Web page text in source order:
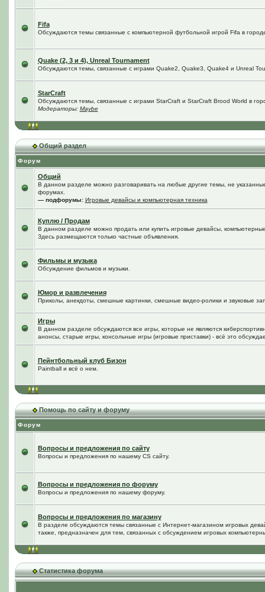
Fifa
Обсуждаются темы связанные с компьютерной футбольной игрой Fifa в
Quake (2, 3 и 4), Unreal Tournament
Обсуждаются темы, связанные с играми Quake2, Quake3, Quake4 и Unreal
StarCraft
Обсуждаются темы, связанные с играми StarCraft и StarCraft Brood World в
Модераторы: Maybe
Общий раздел
Форум
Общий
В данном разделе можно разговаривать на любые другие темы, не
форумах.
— подфорумы: Игровые девайсы и компьютерная техника
Куплю / Продам
В данном разделе можно продать или купить игровые девайсы,
Здесь размещаются только частные объявления.
Фильмы и музыка
Обсуждение фильмов и музыки.
Юмор и развлечения
Приколы, анекдоты, смешные картинки, смешные видео-ролики и звуковые
Игры
В данном разделе обсуждаются все игры, которые не являются
анонсы, старые игры, консольные игры (игровые приставки) - всё это
Пейнтбольный клуб Бизон
Paintball и всё о нем.
Помощь по сайту и форуму
Форум
Вопросы и предложения по сайту
Вопросы и предложения по нашему CS сайту.
Вопросы и предложения по форуму
Вопросы и предложения по нашему форуму.
Вопросы и предложения по магазину
В разделе обсуждаются темы связанные с Интернет-магазином игровых
также, предназначен для тем, связанных с обсуждением игровых
Статистика форума